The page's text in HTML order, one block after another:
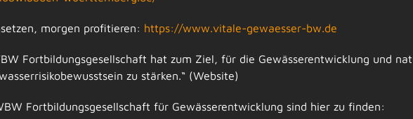
morgen profitieren: https://www.vitale-gewaesser-bw.de
Fortbildungsgesellschaft hat zum Ziel, für die Gewässerentwicklung und
zu stärken.“ (Website)
Fortbildungsgesellschaft für Gewässerentwicklung sind hier zu finden: